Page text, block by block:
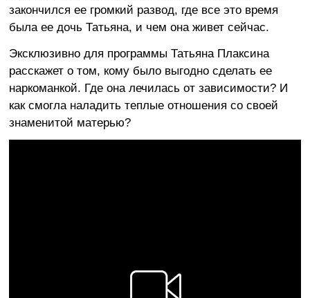
закончился ее громкий развод, где все это время
была ее дочь Татьяна, и чем она живет сейчас.
Эксклюзивно для программы Татьяна Плаксина
расскажет о том, кому было выгодно сделать ее
наркоманкой. Где она лечилась от зависимости? И
как смогла наладить теплые отношения со своей
знаменитой матерью?